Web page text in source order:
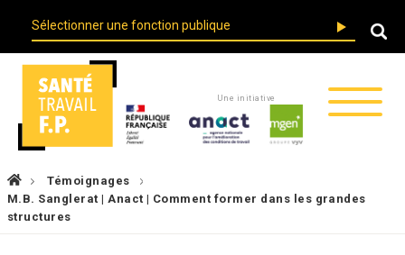
main
navigation
account
menu
Une initiative
Fil
d'Ariane
Témoignages
M.B. Sanglerat | Anact | Comment former dans les grandes
structures